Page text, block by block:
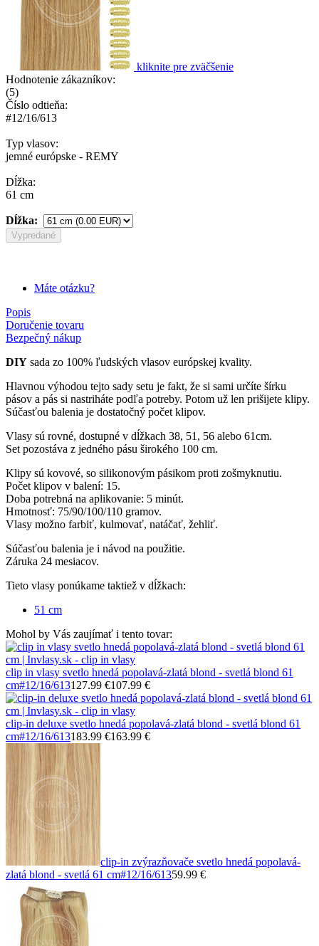
kliknite pre zväčšenie
Hodnotenie zákazníkov:
(5)
Číslo odtieňa:
#12/16/613
Typ vlasov:
jemné európske - REMY
Dĺžka:
61 cm
Dĺžka:
Vypredané
Máte otázku?
Popis
Doručenie tovaru
Bezpečný nákup
DIY sada zo 100% ľudských vlasov európskej kvality.
Hlavnou výhodou tejto sady setu je fakt, že si sami určíte šírku
pásov a pás si nastriháte podľa potreby. Potom už len prišijete klipy.
Súčasťou balenia je dostatočný počet klipov.
Vlasy sú rovné, dostupné v dĺžkach 38, 51, 56 alebo 61cm.
Set pozostáva z jedného pásu širokého 100 cm.
Klipy sú kovové, so silikonovým pásikom proti zošmyknutiu.
Počet klipov v balení: 15.
Doba potrebná na aplikovanie: 5 minút.
Hmotnosť: 75/90/100/110 gramov.
Vlasy možno farbiť, kulmovať, natáčať, žehliť.
Súčasťou balenia je i návod na použitie.
Záruka 24 mesiacov.
Tieto vlasy ponúkame taktiež v dĺžkach:
51 cm
Mohol by Vás zaujímať i tento tovar:
clip in vlasy svetlo hnedá popolavá-zlatá blond - svetlá blond 61
cm#12/16/613127.99 €107.99 €
clip-in deluxe svetlo hnedá popolavá-zlatá blond - svetlá blond 61
cm#12/16/613183.99 €163.99 €
clip-in zvýrazňovače svetlo hnedá popolavá-
zlatá blond - svetlá 61 cm#12/16/61359.99 €